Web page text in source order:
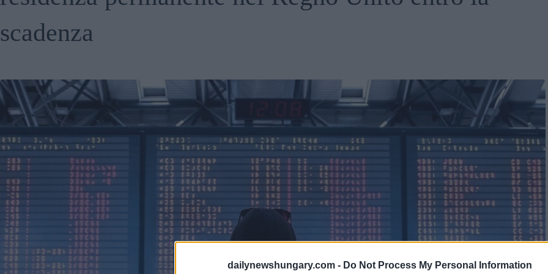
dailynewshungary.com - Do Not Process My Personal Information
scadenza